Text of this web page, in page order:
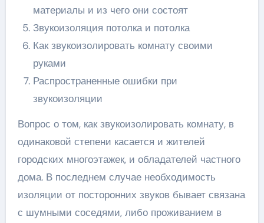
материалы и из чего они состоят
Звукоизоляция потолка и потолка
Как звукоизолировать комнату своими
руками
Распространенные ошибки при
звукоизоляции
Вопрос о том, как звукоизолировать комнату, в
одинаковой степени касается и жителей
городских многоэтажек, и обладателей частного
дома. В последнем случае необходимость
изоляции от посторонних звуков бывает связана
с шумными соседями, либо проживанием в